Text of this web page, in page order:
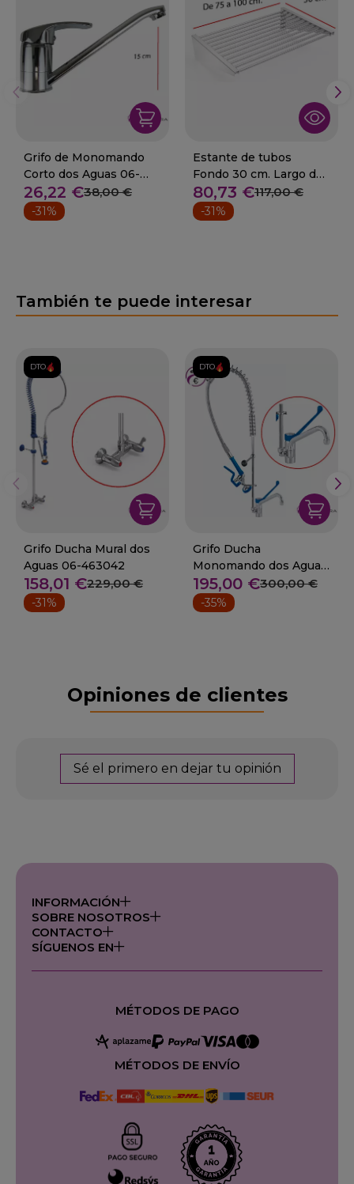
Grifo de Monomando
Corto dos Aguas 06-
463602
26,22 €38,00 €
-31%
Estante de tubos
Fondo 30 cm. Largo de
75 a 100 cm.
80,73 €117,00 €
-31%
También te puede interesar
DTO.
Grifo Ducha Mural dos
Aguas 06-463042
158,01 €229,00 €
-31%
DTO.
Grifo Ducha
Monomando dos Aguas
con Grifo 50-
GDM2CBS1
195,00 €300,00 €
-35%
Opiniones de clientes
Sé el primero en dejar tu opinión
INFORMACIÓN
SOBRE NOSOTROS
CONTACTO
SÍGUENOS EN
MÉTODOS DE PAGO
MÉTODOS DE ENVÍO